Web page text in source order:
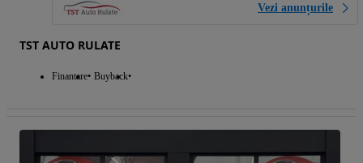
Vezi anunțurile
TST AUTO RULATE
Finantare Buyback